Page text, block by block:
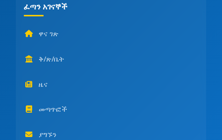
ፈጣን አገናኞች
ዋና ገጽ
ቅ/ጽ/ቤት
ዜና
መጣጥፎች
ያግኙን